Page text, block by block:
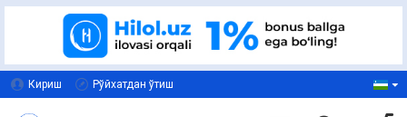
Кириш Рўйхатдан ўтиш